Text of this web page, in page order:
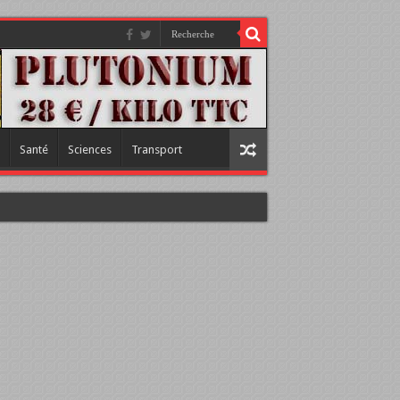
Santé Sciences Transport